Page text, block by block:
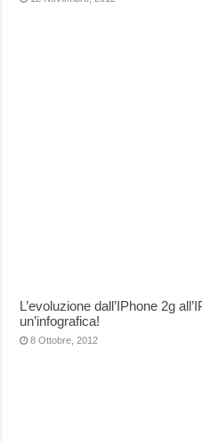
L’evoluzione dall’IPhone 2g
un’infografica!
8 Ottobre, 2012